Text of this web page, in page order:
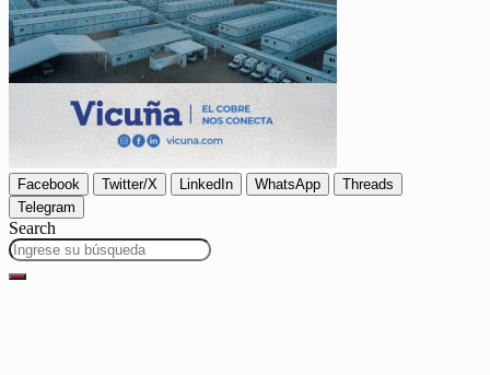
Facebook Twitter/X LinkedIn WhatsApp
Threads
Telegram
Search